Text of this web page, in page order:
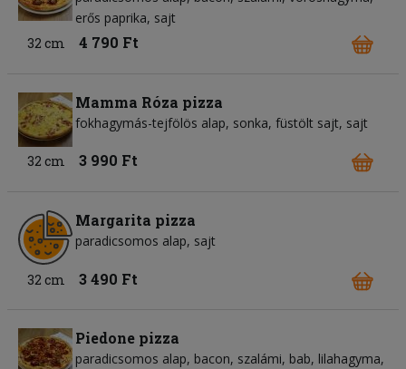
erős paprika sajt
32 cm
4 790 Ft
Mamma Róza pizza
fokhagymás-tejfölös alap sonka füstölt sajt sajt
32 cm 3 990 Ft
Margarita pizza
paradicsomos alap sajt
32 cm 3 490 Ft
Piedone pizza
paradicsomos alap bacon szalámi bab lilahagyma